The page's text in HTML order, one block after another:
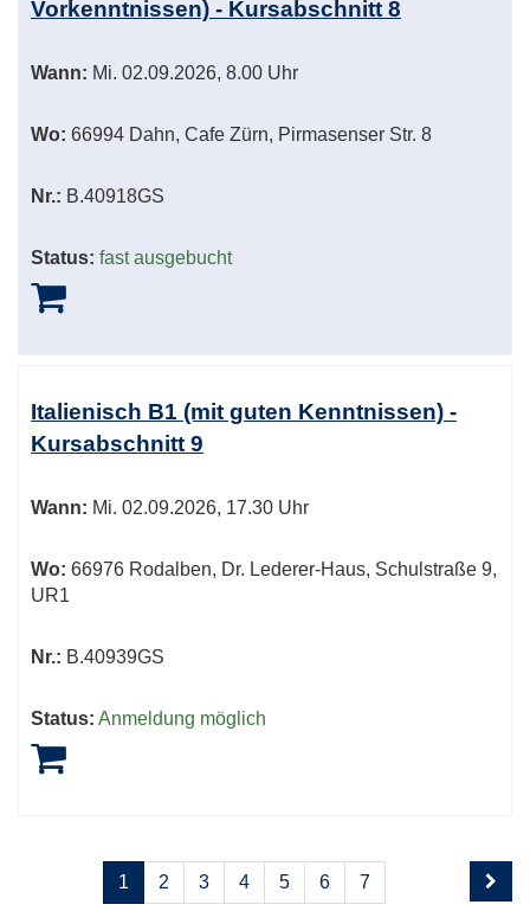
Vorkenntnissen) - Kursabschnitt 8
Wann: Mi. 02.09.2026, 8.00 Uhr
Wo: 66994 Dahn, Cafe Zürn, Pirmasenser Str. 8
Nr.: B.40918GS
Status: fast ausgebucht
Italienisch B1 (mit guten Kenntnissen) -
Kursabschnitt 9
Wann: Mi. 02.09.2026, 17.30 Uhr
Wo: 66976 Rodalben, Dr. Lederer-Haus, Schulstraße 9,
UR1
Nr.: B.40939GS
Status: Anmeldung möglich
Seiten
blättern
1 2 3 4 5 6 7